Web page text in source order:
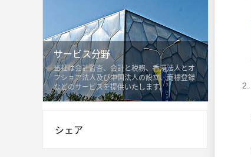
サービス分野
当社は会計監査、会計と税務、香港法人とオ
フショア法人及び中国法人の設立、商標登録
などのサービスを提供いたします。
シェア